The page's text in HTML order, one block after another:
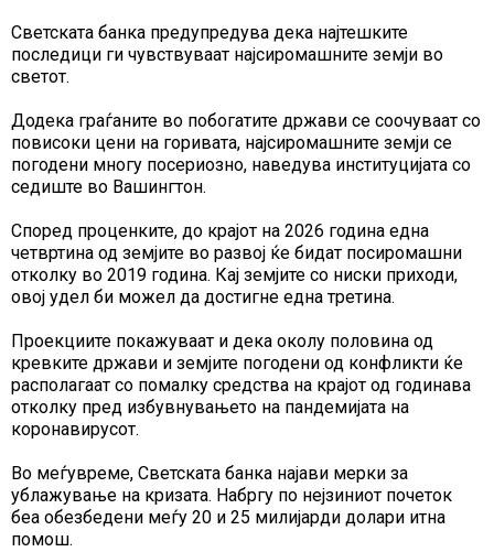
Светската банка предупредува дека најтешките
последици ги чувствуваат најсиромашните земји во
светот.
Додека граѓаните во побогатите држави се соочуваат со
повисоки цени на горивата, најсиромашните земји се
погодени многу посериозно, наведува институцијата со
седиште во Вашингтон.
Според проценките, до крајот на 2026 година една
четвртина од земјите во развој ќе бидат посиромашни
отколку во 2019 година. Кај земјите со ниски приходи,
овој удел би можел да достигне една третина.
Проекциите покажуваат и дека околу половина од
кревките држави и земјите погодени од конфликти ќе
располагаат со помалку средства на крајот од годинава
отколку пред избувнувањето на пандемијата на
коронавирусот.
Во меѓувреме, Светската банка најави мерки за
ублажување на кризата. Набргу по нејзиниот почеток
беа обезбедени меѓу 20 и 25 милијарди долари итна
помош.